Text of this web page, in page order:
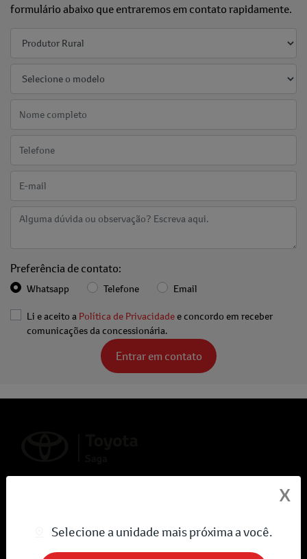
formulário abaixo que entraremos em contato rapidamente.
Preferência de contato:
Whatsapp Telefone Email
Li e aceito a Política de Privacidade e concordo em receber
comunicações da concessionária.
Entrar em contato
Desacelere. Seu bem maior é a vida.
X
Selecione a unidade mais próxima a você.